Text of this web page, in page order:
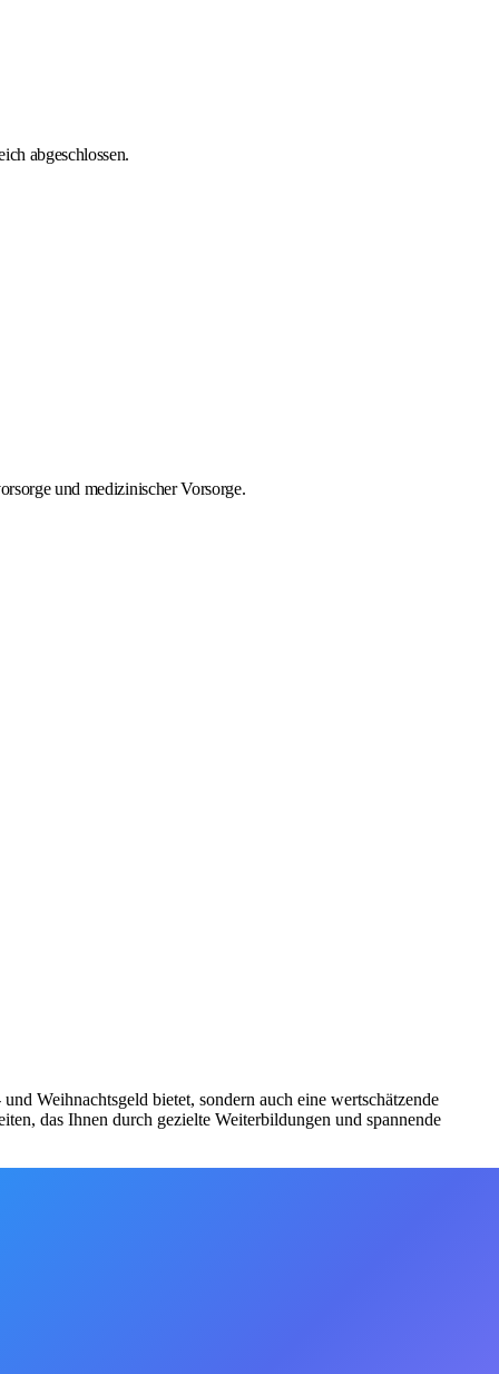
abgeschlossen.
und medizinischer Vorsorge.
Weihnachtsgeld bietet, sondern auch eine wertschätzende
das Ihnen durch gezielte Weiterbildungen und spannende